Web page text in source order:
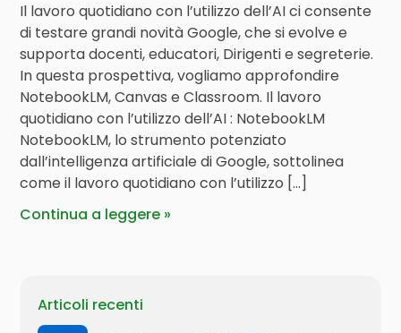
Il lavoro quotidiano con l’utilizzo dell’AI ci consente
di testare grandi novità Google, che si evolve e
supporta docenti, educatori, Dirigenti e segreterie.
In questa prospettiva, vogliamo approfondire
NotebookLM, Canvas e Classroom. Il lavoro
quotidiano con l’utilizzo dell’AI : NotebookLM
NotebookLM, lo strumento potenziato
dall’intelligenza artificiale di Google, sottolinea
come il lavoro quotidiano con l’utilizzo […]
Continua a leggere
Articoli recenti